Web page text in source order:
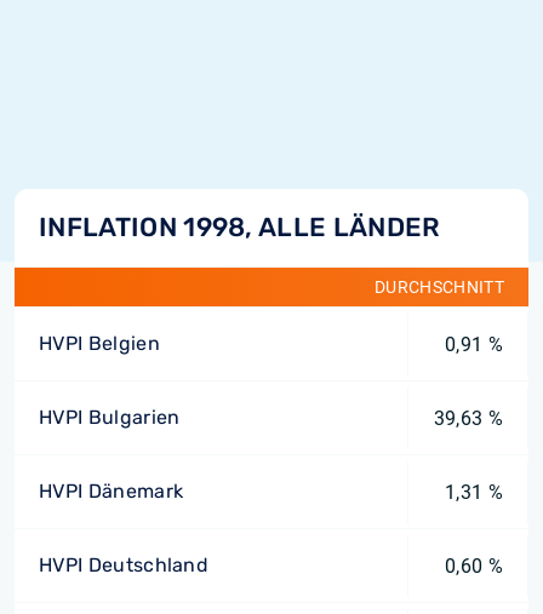
INFLATION 1998, ALLE LÄNDER
DURCHSCHNITT
HVPI Belgien 0,91 %
HVPI Bulgarien 39,63 %
HVPI Dänemark 1,31 %
HVPI Deutschland 0,60 %